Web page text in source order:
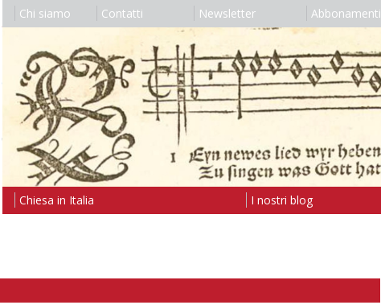
Chi siamo Contatti Newsletter Abbonamenti
Chiesa in Italia I nostri blog